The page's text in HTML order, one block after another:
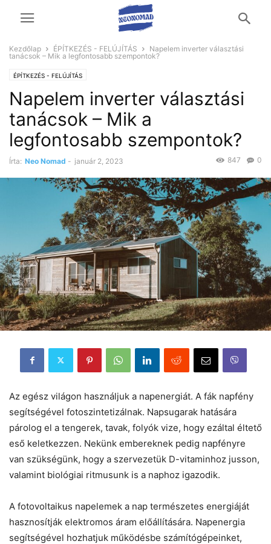
Kezdőlap ÉPÍTKEZÉS - FELÚJÍTÁS
Napelem inverter választási
tanácsok – Mik a legfontosabb szempontok?
ÉPÍTKEZÉS - FELÚJÍTÁS
Napelem inverter választási
tanácsok – Mik a
legfontosabb szempontok?
Írta: Neo Nomad - január 2, 2023 0
847
Az egész világon használjuk a napenergiát. A fák napfény
segítségével fotoszintetizálnak. Napsugarak hatására
párolog el a tengerek, tavak, folyók vize, hogy ezáltal éltető
eső keletkezzen. Nekünk embereknek pedig napfényre
van szükségünk, hogy a szervezetük D-vitaminhoz jusson,
valamint biológiai ritmusunk is a naphoz igazodik.
A fotovoltaikus napelemek a nap természetes energiáját
hasznosítják elektromos áram előállítására. Napenergia
segítségével hozhatjuk működésbe számítógépeinket,